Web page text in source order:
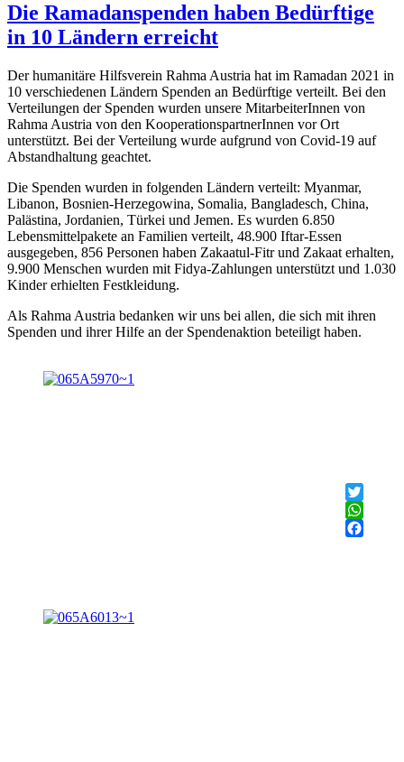
Die Ramadanspenden haben Bedürftige
in 10 Ländern erreicht
Der humanitäre Hilfsverein Rahma Austria hat im Ramadan 2021 in
10 verschiedenen Ländern Spenden an Bedürftige verteilt. Bei den
Verteilungen der Spenden wurden unsere MitarbeiterInnen von
Rahma Austria von den KooperationspartnerInnen vor Ort
unterstützt. Bei der Verteilung wurde aufgrund von Covid-19 auf
Abstandhaltung geachtet.
Die Spenden wurden in folgenden Ländern verteilt: Myanmar,
Libanon, Bosnien-Herzegowina, Somalia, Bangladesch, China,
Palästina, Jordanien, Türkei und Jemen. Es wurden 6.850
Lebensmittelpakete an Familien verteilt, 48.900 Iftar-Essen
ausgegeben, 856 Personen haben Zakaatul-Fitr und Zakaat erhalten,
9.900 Menschen wurden mit Fidya-Zahlungen unterstützt und 1.030
Kinder erhielten Festkleidung.
Als Rahma Austria bedanken wir uns bei allen, die sich mit ihren
Spenden und ihrer Hilfe an der Spendenaktion beteiligt haben.
Twitter